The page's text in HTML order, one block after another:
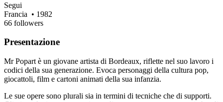
Segui
Francia • 1982
66 followers
Presentazione
Mr Popart è un giovane artista di Bordeaux, riflette nel suo lavoro i
codici della sua generazione. Evoca personaggi della cultura pop,
giocattoli, film e cartoni animati della sua infanzia.
Le sue opere sono plurali sia in termini di tecniche che di supporti.